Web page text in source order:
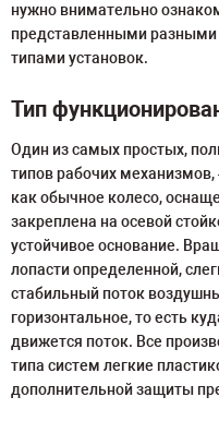
нужно внимательно
представленными разными
типами установок.
Тип
Один из самых простых,
типов рабочих
как обычное колесо,
закреплена на осевой
устойчивое основание.
лопасти определенной,
стабильный поток
горизонтальное, то есть
движется поток. Все
типа систем легкие
дополнительной защиты